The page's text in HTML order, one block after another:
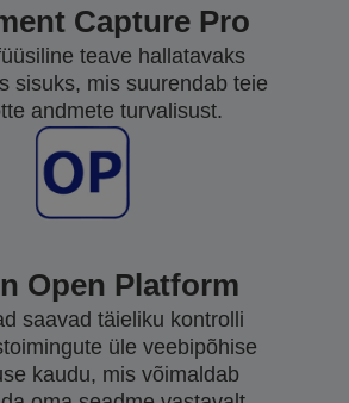
Capture Pro
teave hallatavaks
sisuks, mis suurendab teie
andmete turvalisust.
Open Platform
saavad täieliku kontrolli
üle veebipõhise
kaudu, mis võimaldab